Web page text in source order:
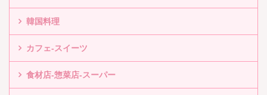
韓国料理
カフェ-スイーツ
食材店-惣菜店-スーパー